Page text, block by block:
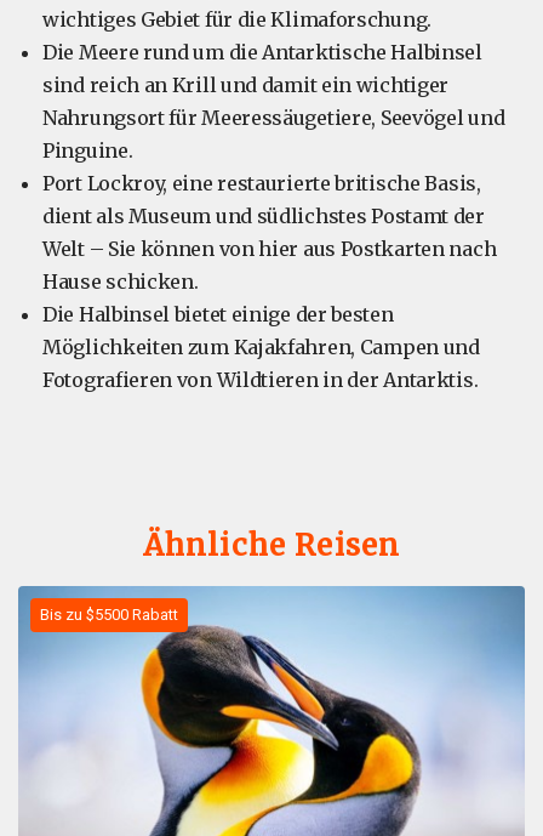
wichtiges Gebiet für die Klimaforschung.
Die Meere rund um die Antarktische Halbinsel
sind reich an Krill und damit ein wichtiger
Nahrungsort für Meeressäugetiere, Seevögel und
Pinguine.
Port Lockroy, eine restaurierte britische Basis,
dient als Museum und südlichstes Postamt der
Welt – Sie können von hier aus Postkarten nach
Hause schicken.
Die Halbinsel bietet einige der besten
Möglichkeiten zum Kajakfahren, Campen und
Fotografieren von Wildtieren in der Antarktis.
Ähnliche Reisen
Bis zu $5500 Rabatt